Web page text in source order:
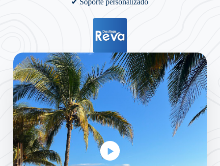
✔ Soporte personalizado